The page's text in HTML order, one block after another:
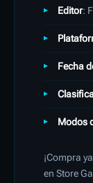
Editor:
Fecha
Modos
¡Compra ya
en Store